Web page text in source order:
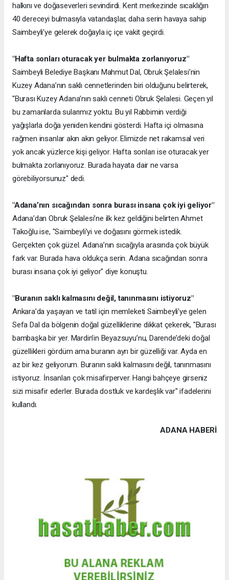
halkını ve doğaseverleri sevindirdi. Kent merkezinde sıcaklığın
40 dereceyi bulmasıyla vatandaşlar, daha serin havaya sahip
Saimbeyli’ye gelerek doğayla iç içe vakit geçirdi.
"Hafta sonları oturacak yer bulmakta zorlanıyoruz"
Saimbeyli Belediye Başkanı Mahmut Dal, Obruk Şelalesi’nin
Kuzey Adana’nın saklı cennetlerinden biri olduğunu belirterek,
"Burası Kuzey Adana’nın saklı cenneti Obruk Şelalesi. Geçen yıl
bu zamanlarda sularımız yoktu. Bu yıl Rabbimin verdiği
yağışlarla doğa yeniden kendini gösterdi. Hafta içi olmasına
rağmen insanlar akın akın geliyor. Elimizde net rakamsal veri
yok ancak yüzlerce kişi geliyor. Hafta sonları ise oturacak yer
bulmakta zorlanıyoruz. Burada hayata dair ne varsa
görebiliyorsunuz" dedi.
"Adana’nın sıcağından sonra burası insana çok iyi geliyor"
Adana’dan Obruk Şelalesi’ne ilk kez geldiğini belirten Ahmet
Takoğlu ise, "Saimbeyli’yi ve doğasını görmek istedik.
Gerçekten çok güzel. Adana’nın sıcağıyla arasında çok büyük
fark var. Burada hava oldukça serin. Adana sıcağından sonra
burası insana çok iyi geliyor" diye konuştu.
"Buranın saklı kalmasını değil, tanınmasını istiyoruz"
Ankara’da yaşayan ve tatil için memleketi Saimbeyli’ye gelen
Sefa Dal da bölgenin doğal güzelliklerine dikkat çekerek, "Burası
bambaşka bir yer. Mardin’in Beyazsuyu’nu, Darende’deki doğal
güzellikleri gördüm ama buranın ayrı bir güzelliği var. Ayda en
az bir kez geliyorum. Buranın saklı kalmasını değil, tanınmasını
istiyoruz. İnsanları çok misafirperver. Hangi bahçeye girseniz
sizi misafir ederler. Burada dostluk ve kardeşlik var" ifadelerini
kullandı.
ADANA HABERİ